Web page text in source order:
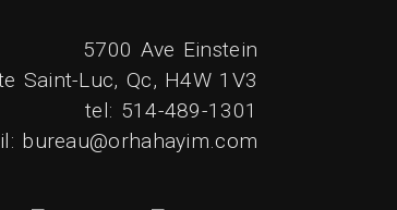
5700 Ave Einstein
Saint-Luc, Qc, H4W 1V3
tel: 514-489-1301
bureau@orhahayim.com